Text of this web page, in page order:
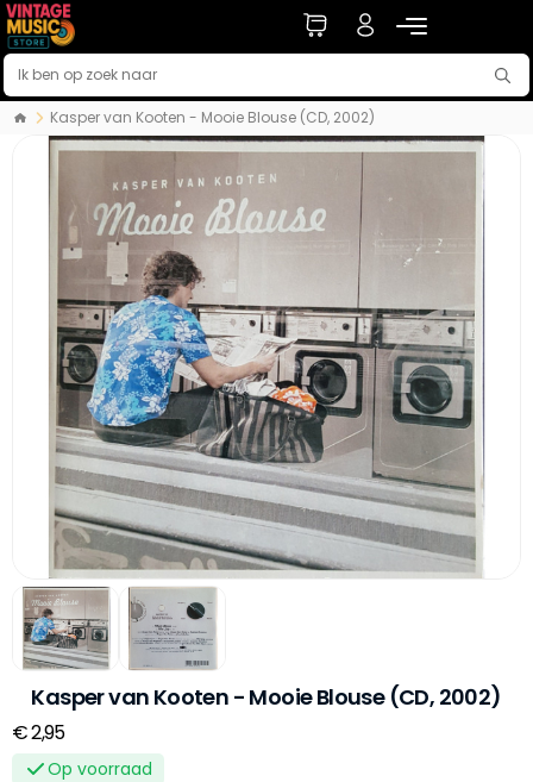
Kasper van Kooten - Mooie Blouse (CD, 2002)
Kasper van Kooten - Mooie Blouse (CD, 2002)
€ 2,95
Op voorraad